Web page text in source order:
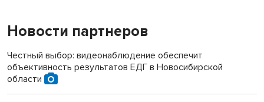
«Мы живём на пастбище!»: в новосибирском селе лошади
терроризируют жителей
Инвалид получил условный срок за избиение врачей
протезом под Новосибирском
Новости партнеров
Честный выбор: видеонаблюдение обеспечит
объективность результатов ЕДГ в Новосибирской
области